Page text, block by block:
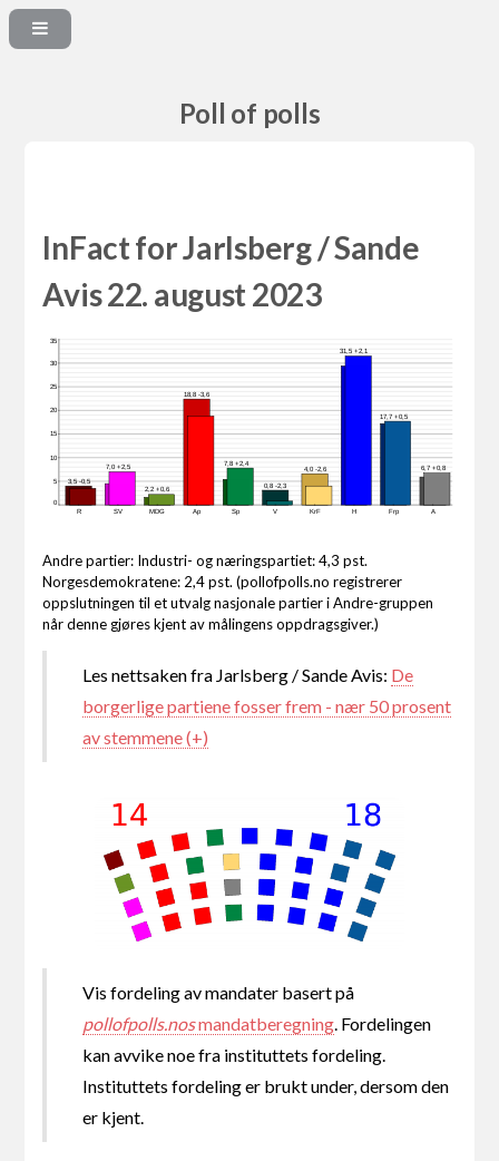
Poll of polls
InFact for Jarlsberg / Sande
Avis 22. august 2023
3,5 -0,5
7,0 +2,5
2,2 +0,6
18,8 -3,6
7,8 +2,4
0,8 -2,3
4,0 -2,6
31,5 +2,1
17,7 +0,5
6,7 +0,8
R SV MDG Ap Sp V KrF H Frp A
0
5
10
15
20
25
30
35
Andre partier: Industri- og næringspartiet: 4,3 pst.
Norgesdemokratene: 2,4 pst. (pollofpolls.no registrerer
oppslutningen til et utvalg nasjonale partier i Andre-gruppen
når denne gjøres kjent av målingens oppdragsgiver.)
Les nettsaken fra Jarlsberg / Sande Avis: De
borgerlige partiene fosser frem - nær 50 prosent
av stemmene (+)
Vis fordeling av mandater basert på
pollofpolls.nosmandatberegning . Fordelingen
kan avvike noe fra instituttets fordeling.
Instituttets fordeling er brukt under, dersom den
er kjent.